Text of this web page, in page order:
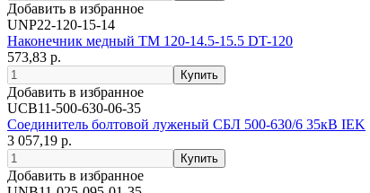
Добавить в избранное
UNP22-120-15-14
Наконечник медный ТМ 120-14.5-15.5 DT-120
573,83 р.
Добавить в избранное
UCB11-500-630-06-35
Соединитель болтовой луженый СБЛ 500-630/6 35кВ IEK
3 057,19 р.
Добавить в избранное